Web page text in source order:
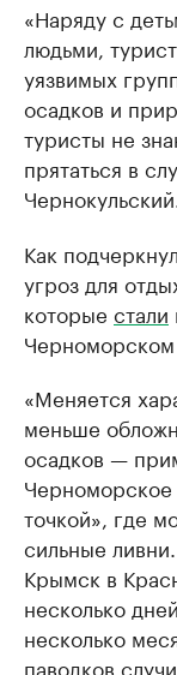
«Наряду с
людьми,
уязвимых
осадков и
туристы не
прятаться в
Чернокульский.
Как
угроз для
которые стали
Черноморском
«Меняется
меньше
осадков —
Черноморское
точкой», где
сильные
Крымск в
несколько
несколько
паводков